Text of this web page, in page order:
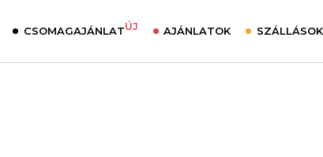
CSOMAGAJÁNLATÚJ AJÁNLATOK SZÁLLÁSOK